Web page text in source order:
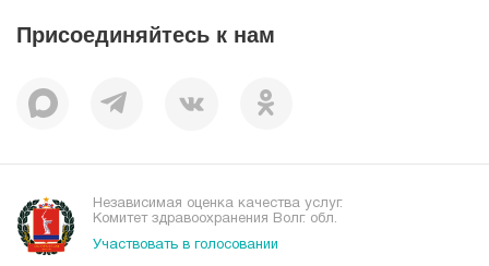
Пациентам
Присоединяйтесь к нам
Независимая оценка качества услуг.
Комитет здравоохранения Волг. обл.
Участвовать в голосовании